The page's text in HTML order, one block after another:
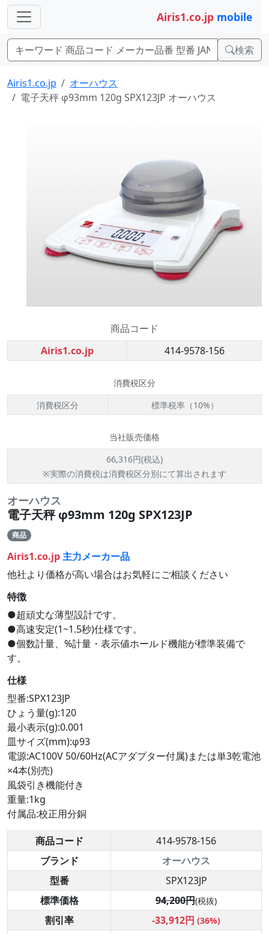
Airis1.co.jp mobile
検索
Airis1.co.jp
オーハウス
電子天秤 φ93mm 120g SPX123JP オーハウス
商品コード
Airis1.co.jp
414-9578-156
消費税区分
消費税区分
標準税率（10%）
当社販売価格
66,316円(税込)
※実際の消費税は消費税区分別にて算出されます
オーハウス
電子天秤 φ93mm 120g SPX123JP
商品
Airis1.co.jp主力メーカー品
他社より価格が高い場合はお気軽にご相談ください
特徴
●超頑丈な薄型設計です。
●高速安定(1~1.5秒)仕様です。
●個数計量、%計量・表示値ホールド機能が標準装備で
す。
仕様
型番:SPX123JP
ひょう量(g):120
最小表示(g):0.001
皿サイズ(mm):φ93
電源:AC100V 50/60Hz(ACアダプター付属)または単3乾電池
×4本(別売)
風袋引き機能付き
重量:1kg
付属品:校正用分銅
商品コード
414-9578-156
ブランド
オーハウス
型番
SPX123JP
標準価格
94,200円(税抜)
割引率 -33,912円 (36%)